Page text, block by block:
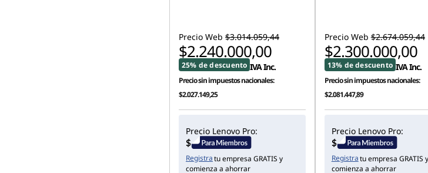
Precio Web $3.014.059,44
$2.240.000,00
25% de descuento IVA Inc.
Precio sin impuestos nacionales:
$2.027.149,25
Precio Lenovo Pro:
Registratu empresa GRATIS y
comienza a ahorrar
Precio Web $2.674.059,44
$2.300.000,00
13% de descuento IVA Inc.
Precio sin impuestos nacionales:
$2.081.447,89
Precio Lenovo Pro:
Registratu empresa GRATIS y
comienza a ahorrar